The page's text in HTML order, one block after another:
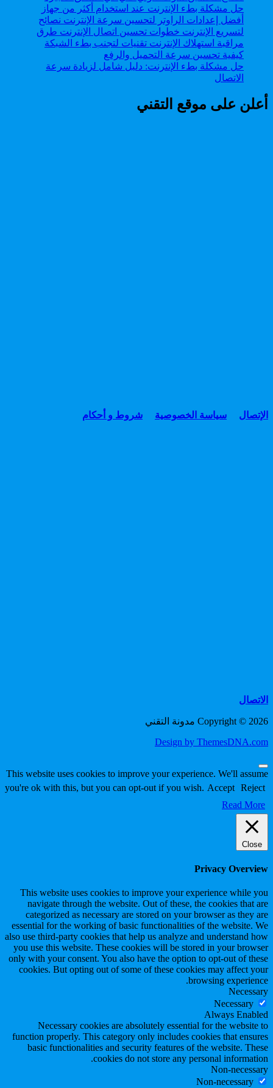
حل مشكلة بطء الإنترنت: دليل شامل لزيادة سرعة
الاتصال
أعلن على موقع التقني
الإتصال سياسة الخصوصية شروط و أحكام
الاتصال
Copyright © 2026 مدونة التقني
Design by ThemesDNA.com
Scroll
to
Top
This website uses cookies to improve your experience. We'll assume
you're ok with this, but you can opt-out if you wish. Accept Reject
Read More
Close
Privacy Overview
This website uses cookies to improve your experience while you
navigate through the website. Out of these, the cookies that are
categorized as necessary are stored on your browser as they are
essential for the working of basic functionalities of the website. We
also use third-party cookies that help us analyze and understand how
you use this website. These cookies will be stored in your browser
only with your consent. You also have the option to opt-out of these
cookies. But opting out of some of these cookies may affect your
browsing experience.
Necessary
Necessary
Always Enabled
Necessary cookies are absolutely essential for the website to
function properly. This category only includes cookies that ensures
basic functionalities and security features of the website. These
cookies do not store any personal information.
Non-necessary
Non-necessary